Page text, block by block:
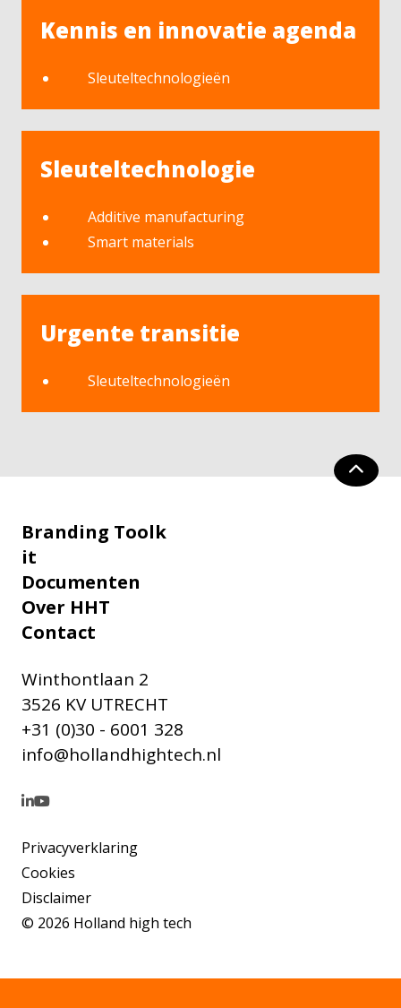
Kennis en innovatie agenda
Sleuteltechnologieën
Sleuteltechnologie
Additive manufacturing
Smart materials
Urgente transitie
Sleuteltechnologieën
Branding Toolk
it
Documenten
Over HHT
Contact
Winthontlaan 2
3526 KV UTRECHT
+31 (0)30 - 6001 328
info@hollandhightech.nl
© 2026 Holland high tech
Privacyverklaring
Cookies
Disclaimer